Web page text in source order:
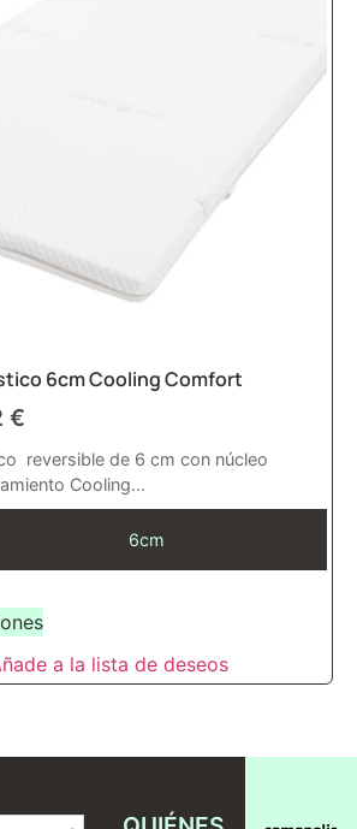
6cm Cooling Comfort
€
reversible de 6 cm con núcleo
Cooling...
6cm
a la lista de deseos